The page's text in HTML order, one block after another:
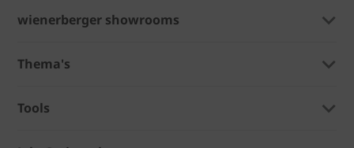
wienerberger showrooms
Thema's
Tools